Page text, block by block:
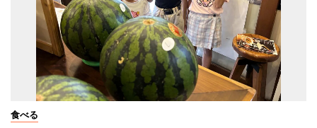
食べる